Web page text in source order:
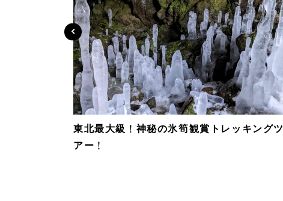
東北最大級！神秘の氷筍観賞トレッキングツ
アー！